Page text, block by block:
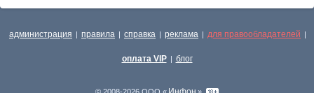
администрация | правила | справка | реклама | для правообладателей |
оплата VIP | блог